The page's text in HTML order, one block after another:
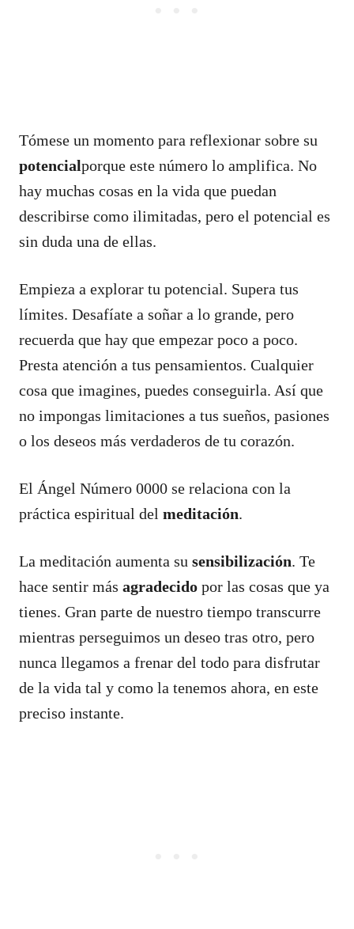
Tómese un momento para reflexionar sobre su
potencialporque este número lo amplifica. No
hay muchas cosas en la vida que puedan
describirse como ilimitadas, pero el potencial es
sin duda una de ellas.
Empieza a explorar tu potencial. Supera tus
límites. Desafíate a soñar a lo grande, pero
recuerda que hay que empezar poco a poco.
Presta atención a tus pensamientos. Cualquier
cosa que imagines, puedes conseguirla. Así que
no impongas limitaciones a tus sueños, pasiones
o los deseos más verdaderos de tu corazón.
El Ángel Número 0000 se relaciona con la
práctica espiritual del meditación.
La meditación aumenta su sensibilización. Te
hace sentir más agradecido por las cosas que ya
tienes. Gran parte de nuestro tiempo transcurre
mientras perseguimos un deseo tras otro, pero
nunca llegamos a frenar del todo para disfrutar
de la vida tal y como la tenemos ahora, en este
preciso instante.